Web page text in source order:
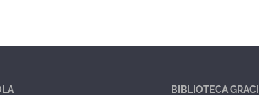
BIBLIOTECA